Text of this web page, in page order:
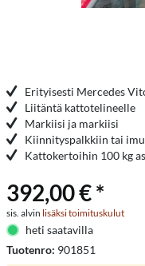
Erityisesti Mercedes
Liitäntä kattotelineelle
Markiisi ja markiisi
Kiinnityspalkkiin tai
Kattokertoihin 100 kg
392,00 € *
sis. alvin lisäksi toimituskulut
heti saatavilla
Tuotenro: 901851